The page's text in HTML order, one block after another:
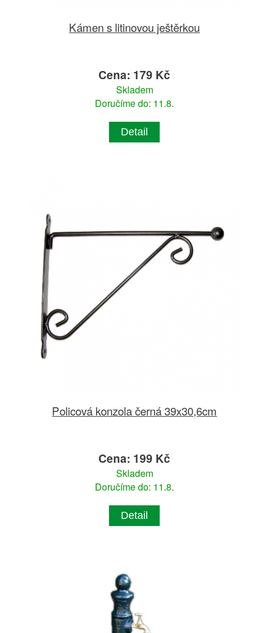
Kámen s litinovou ještěrkou
Cena: 179 Kč
Skladem
Doručíme do: 11.8.
Detail
Policová konzola černá 39x30,6cm
Cena: 199 Kč
Skladem
Doručíme do: 11.8.
Detail